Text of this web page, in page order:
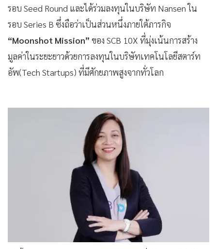
รอบ Seed Round และได้ร่วมลงทุนในบริษัท Nansen ใน
รอบ Series B ซึ่งถือว่าเป็นส่วนหนึ่งภายใต้ภารกิจ
“Moonshot Mission” ของ SCB 10X ที่มุ่งเน้นการสร้าง
มูลค่าในระยะยาวด้วยการลงทุนในบริษัทเทคโนโลยีสตาร์ท
อัพ(Tech Startups) ที่มีศักยภาพสูงจากทั่วโลก